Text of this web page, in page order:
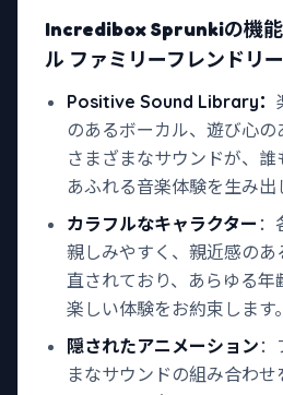
Incredibox Sprunkiの機能
ル ファミリーフレンドリ
Positive Sound Library：
のあるボーカル、遊び心の
さまざまなサウンドが、
あふれる音楽体験を生み出
カラフルなキャラクター ：
親しみやすく、親近感のあ
直されており、あらゆる年
楽しい体験をお約束します。
隠されたアニメーション ：
まなサウンドの組み合わ